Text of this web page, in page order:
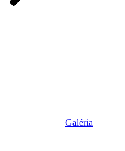
Galéria